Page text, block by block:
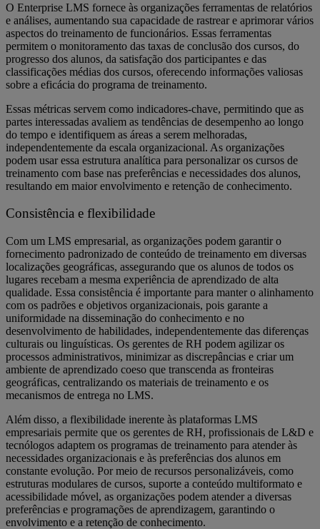
O Enterprise LMS fornece às organizações ferramentas de relatórios
e análises, aumentando sua capacidade de rastrear e aprimorar vários
aspectos do treinamento de funcionários. Essas ferramentas
permitem o monitoramento das taxas de conclusão dos cursos, do
progresso dos alunos, da satisfação dos participantes e das
classificações médias dos cursos, oferecendo informações valiosas
sobre a eficácia do programa de treinamento.
Essas métricas servem como indicadores-chave, permitindo que as
partes interessadas avaliem as tendências de desempenho ao longo
do tempo e identifiquem as áreas a serem melhoradas,
independentemente da escala organizacional. As organizações
podem usar essa estrutura analítica para personalizar os cursos de
treinamento com base nas preferências e necessidades dos alunos,
resultando em maior envolvimento e retenção de conhecimento.
Consistência e flexibilidade
Com um LMS empresarial, as organizações podem garantir o
fornecimento padronizado de conteúdo de treinamento em diversas
localizações geográficas, assegurando que os alunos de todos os
lugares recebam a mesma experiência de aprendizado de alta
qualidade. Essa consistência é importante para manter o alinhamento
com os padrões e objetivos organizacionais, pois garante a
uniformidade na disseminação do conhecimento e no
desenvolvimento de habilidades, independentemente das diferenças
culturais ou linguísticas. Os gerentes de RH podem agilizar os
processos administrativos, minimizar as discrepâncias e criar um
ambiente de aprendizado coeso que transcenda as fronteiras
geográficas, centralizando os materiais de treinamento e os
mecanismos de entrega no LMS.
Além disso, a flexibilidade inerente às plataformas LMS
empresariais permite que os gerentes de RH, profissionais de L&D e
tecnólogos adaptem os programas de treinamento para atender às
necessidades organizacionais e às preferências dos alunos em
constante evolução. Por meio de recursos personalizáveis, como
estruturas modulares de cursos, suporte a conteúdo multiformato e
acessibilidade móvel, as organizações podem atender a diversas
preferências e programações de aprendizagem, garantindo o
envolvimento e a retenção de conhecimento.